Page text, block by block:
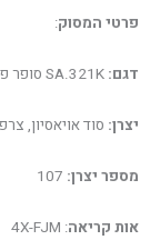
פרטי המסוק:
דגם:
יצרן: סוד אויאסיון,
מספר יצרן:
אות קריאה: 4X-FJM